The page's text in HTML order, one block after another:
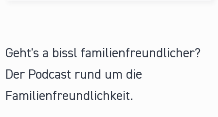
Geht's a bissl familienfreundlicher?
Der Podcast rund um die
Familienfreundlichkeit.